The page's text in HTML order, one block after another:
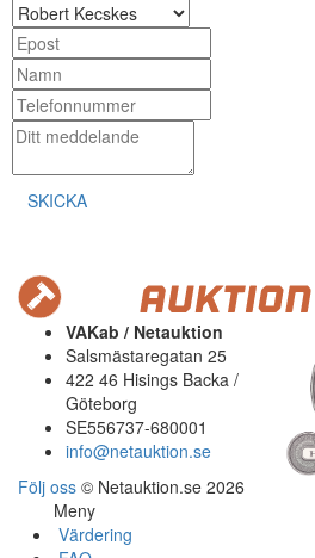
SKICKA
VAKab / Netauktion
Salsmästaregatan 25
422 46 Hisings Backa /
Göteborg
SE556737-680001
info@netauktion.se
Följ oss © Netauktion.se 2026
Meny
Värdering